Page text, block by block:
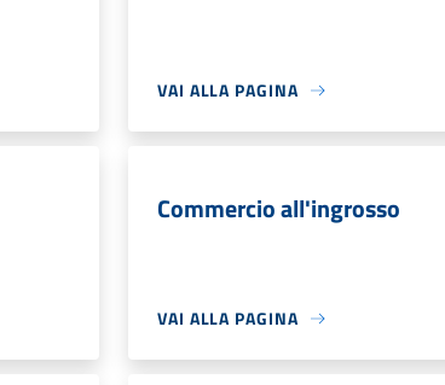
VAI ALLA PAGINA
Commercio all'ingrosso
VAI ALLA PAGINA